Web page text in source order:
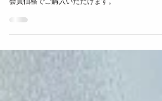
JSSA会員特典 ロジェダヴェン
ヌ精油優待販売
会員価格でご購入いただけます。